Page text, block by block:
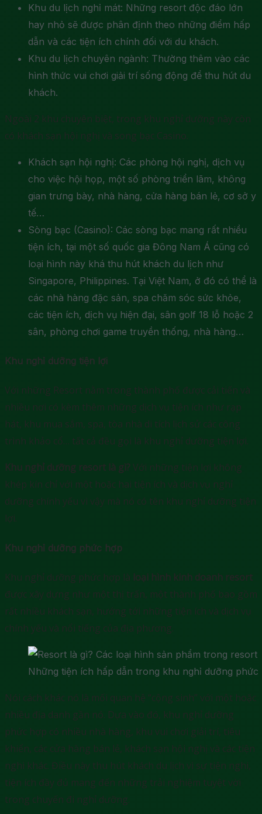
Khu du lịch nghỉ mát: Những resort độc đáo lớn
hay nhỏ sẽ được phân định theo những điểm hấp
dẫn và các tiện ích chính đối với du khách.
Khu du lịch chuyên ngành: Thường thêm vào các
hình thức vui chơi giải trí sống động để thu hút du
khách.
Ngoài 2 khu chuyên biệt, trong khu nghỉ dưỡng này còn
có khách sạn hội nghị và song bạc Casino.
Khách sạn hội nghị: Các phòng hội nghị, dịch vụ
cho việc hội họp, một số phòng triển lãm, không
gian trưng bày, nhà hàng, cửa hàng bán lẻ, cơ sở y
tế…
Sòng bạc (Casino): Các sòng bạc mang rất nhiều
tiện ích, tại một số quốc gia Đông Nam Á cũng có
loại hình này khá thu hút khách du lịch như
Singapore, Philippines. Tại Việt Nam, ở đó có thể là
các nhà hàng đặc sản, spa chăm sóc sức khỏe,
các tiện ích, dịch vụ hiện đại, sân golf 18 lỗ hoặc 2
sân, phòng chơi game truyền thống, nhà hàng…
Khu nghỉ dưỡng tiện lợi
Với những Resort nằm trong thành phố được cải tiến và
nhiều nơi có kèm thêm những dịch vụ tiện ích như rạp
hát, khu mua sắm, spa, tòa nhà di tích lịch sử các công
trình khảo cổ… tất cả đều gọi là khu nghỉ dưỡng tiện lợi.
Khu nghỉ dưỡng resort là gì? Với những tiện lợi không
khép kín chỉ với một hoặc hai tiện ích và dịch vụ nghỉ
dưỡng chính yếu vì vậy mà nó có tên khu nghỉ dưỡng tiện
lợi.
Khu nghỉ dưỡng phức hợp
Khu nghỉ dưỡng phức hợp là loại hình kinh doanh resort
được xây dựng như một thị trấn, một thành phố bao gồm
rất nhiều khách sạn, hướng tới những tiện ích và dịch vụ
chính yếu và nổi tiếng của địa phương.
Những tiện ích hấp dẫn trong khu nghỉ dưỡng
Nói cách khác nó là mối quan hệ “cộng sinh” với một hoặc
nhiều địa danh gần nó. Dựa vào đó, khu nghỉ dưỡng
phức hợp có nhiều nhà hàng, khu vui chơi giải trí, tiêu
khiển, các cửa hàng bán lẻ, khách sạn hội nghị và các tiện
nghi khác. Điều này thu hút khách du lịch vì sự tiện nghi,
tiện ích đầy đủ mang đến những trải nghiệm tuyệt vời
trong chuyến đi nghỉ dưỡng.